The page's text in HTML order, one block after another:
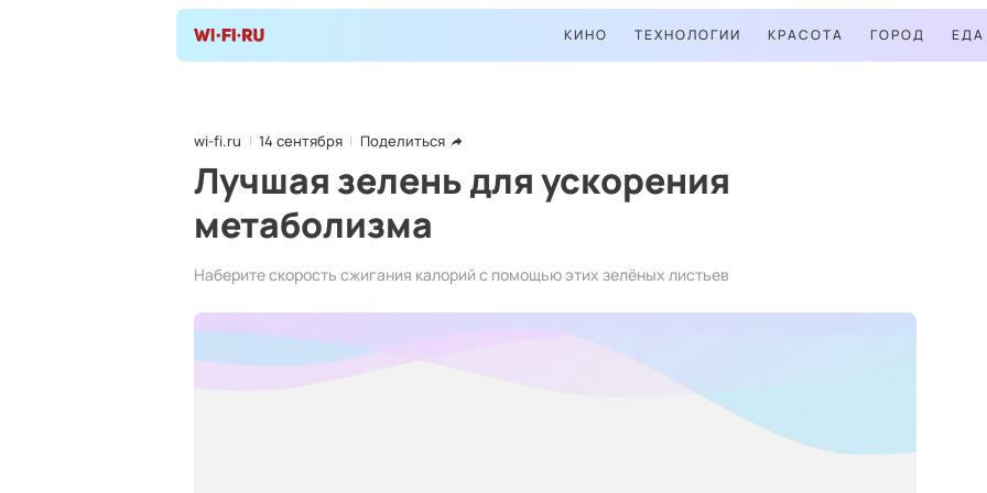
КИНО ТЕХНОЛОГИИ КРАСОТА ГОРОД ЕДА
wi-fi.ru 14 сентября Поделиться
Лучшая зелень для ускорения
метаболизма
Наберите скорость сжигания калорий с помощью этих зелёных листьев